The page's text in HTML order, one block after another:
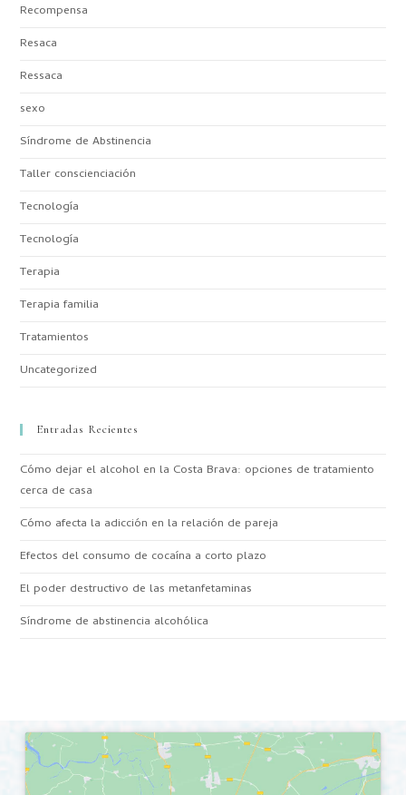
Recompensa
Resaca
Ressaca
sexo
Síndrome de Abstinencia
Taller conscienciación
Tecnología
Tecnología
Terapia
Terapia familia
Tratamientos
Uncategorized
Entradas Recientes
Cómo dejar el alcohol en la Costa Brava: opciones de tratamiento
cerca de casa
Cómo afecta la adicción en la relación de pareja
Efectos del consumo de cocaína a corto plazo
El poder destructivo de las metanfetaminas
Síndrome de abstinencia alcohólica